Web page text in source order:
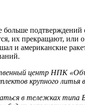
их прекращают,
и американские
центр НПК
крупного литья
в тележках